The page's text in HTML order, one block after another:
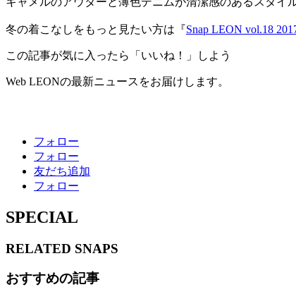
冬の着こなしをもっと見たい方は『Snap LEON vol.18
この記事が気に入ったら「いいね！」しよう
Web LEONの最新ニュースをお届けします。
フォロー
フォロー
友だち追加
フォロー
SPECIAL
RELATED SNAPS
おすすめの記事